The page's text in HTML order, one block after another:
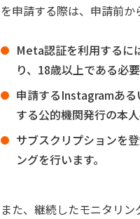
を申請する際は、申請前か
Meta認証を利用するに
り、18歳以上である必
申請するInstagramあ
する公的機関発行の本
サブスクリプションを
ングを行います。
また、継続したモニタリ